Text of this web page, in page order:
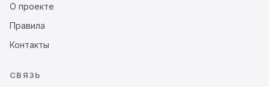
О проекте
Правила
Контакты
СВЯЗЬ